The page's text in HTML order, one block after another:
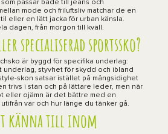
passar både till jeans och
mode och friluftsliv matchar de en
eller en lätt jacka för urban känsla.
dagen, från morgon till kväll.
specialiserad sportssko?
är byggd för specifika underlag:
underlag, styvhet för skydd och ibland
skon satsar istället på mångsidighet
trivs i stan och på lättare leder, men när
eller ojämn är det bättre med en
var och hur länge du tänker gå.
känna till inom